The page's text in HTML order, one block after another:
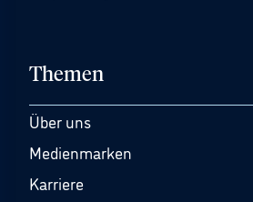
Themen
Über uns
Medienmarken
Karriere